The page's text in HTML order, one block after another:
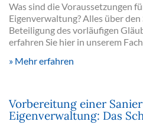
Was sind die Voraussetzungen
Eigenverwaltung? Alles über
Beteiligung des vorläufigen
erfahren Sie hier in unserem
Mehr erfahren
Vorbereitung einer
Eigenverwaltung: Das